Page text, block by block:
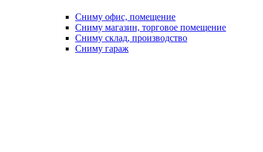
Сниму офис, помещение
Сниму магазин, торговое помещение
Сниму склад, производство
Сниму гараж